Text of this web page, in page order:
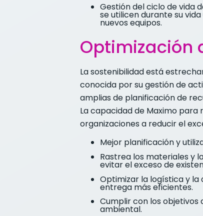
Gestión del ciclo de vida
se utilicen durante su
nuevos equipos.
Optimización
La sostenibilidad está
conocida por su gestión de
amplias de planificación de
La capacidad de Maximo
organizaciones a reducir el
Mejor planificación y
Rastrea los materiales y
evitar el exceso de
Optimizar la logística y la
entrega más eficientes.
Cumplir con los objetivos
ambiental.